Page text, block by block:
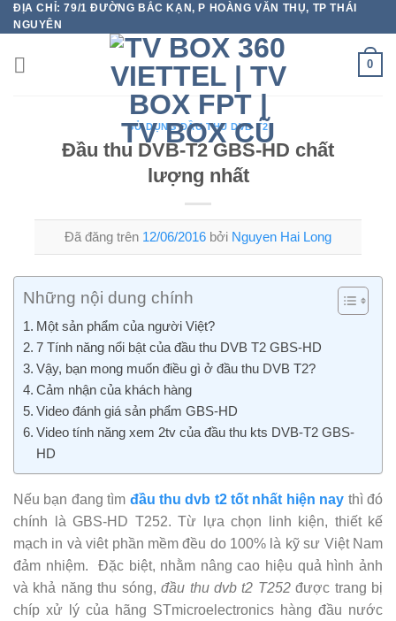
Chuyển
đến
nội
dung
ĐỊA CHỈ: 79/1 ĐƯỜNG BẮC KẠN, P HOÀNG VĂN THỤ, TP THÁI
NGUYÊN
0
SỬ DỤNG ĐẦU THU DVB T2
Đầu thu DVB-T2 GBS-HD chất
lượng nhất
Đã đăng trên 12/06/2016 bởi Nguyen Hai Long
Những nội dung chính
Một sản phẩm của người Việt?
7 Tính năng nổi bật của đầu thu DVB T2 GBS-HD
Vậy, bạn mong muốn điều gì ở đầu thu DVB T2?
Cảm nhận của khách hàng
Video đánh giá sản phẩm GBS-HD
Video tính năng xem 2tv của đầu thu kts DVB-T2 GBS-
HD
Nếu bạn đang tìm đầu thu dvb t2 tốt nhất hiện nay thì đó
chính là GBS-HD T252. Từ lựa chọn linh kiện, thiết kế
mạch in và viêt phần mềm đều do 100% là kỹ sư Việt Nam
đảm nhiệm. Đặc biệt, nhằm nâng cao hiệu quả hình ảnh
và khả năng thu sóng,đầu thu dvb t2 T252được trang bị
chíp xử lý của hãng STmicroelectronics hàng đầu nước